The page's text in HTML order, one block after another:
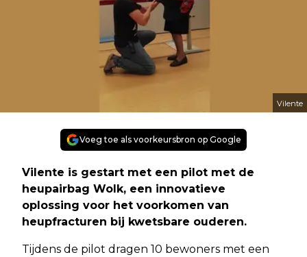
Vilente
Voeg toe als voorkeursbron op Google
Vilente is gestart met een pilot met de
heupairbag Wolk, een innovatieve
oplossing voor het voorkomen van
heupfracturen bij kwetsbare ouderen.
Tijdens de pilot dragen 10 bewoners met een